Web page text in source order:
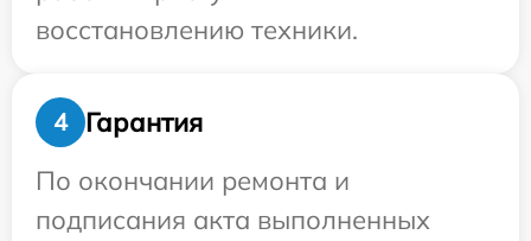
восстановлению техники.
4
Гарантия
По окончании ремонта и
подписания акта выполненных